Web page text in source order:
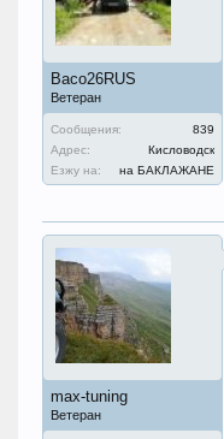
Васо26RUS
Ветеран
Сообщения:
839
Адрес:
Кисловодск
Езжу на:
на БАКЛАЖАНЕ
max-tuning
Ветеран